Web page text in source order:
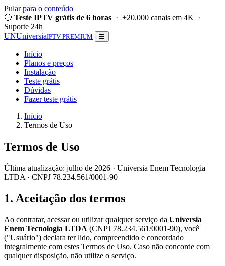
Pular para o conteúdo
🔵 Teste IPTV grátis de 6 horas · +20.000 canais em 4K ·
Suporte 24h
UNUniversiaIPTV PREMIUM ☰
Início
Planos e preços
Instalação
Teste grátis
Dúvidas
Fazer teste grátis
Início
Termos de Uso
Termos de Uso
Última atualização: julho de 2026 · Universia Enem Tecnologia
LTDA · CNPJ 78.234.561/0001-90
1. Aceitação dos termos
Ao contratar, acessar ou utilizar qualquer serviço da Universia
Enem Tecnologia LTDA (CNPJ 78.234.561/0001-90), você
("Usuário") declara ter lido, compreendido e concordado
integralmente com estes Termos de Uso. Caso não concorde com
qualquer disposição, não utilize o serviço.